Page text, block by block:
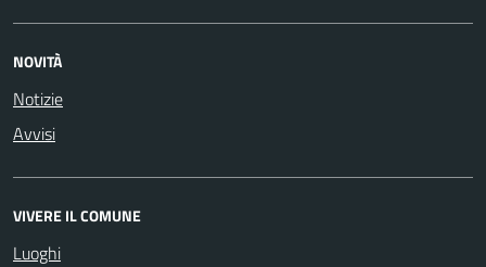
NOVITÀ
Notizie
Avvisi
VIVERE IL COMUNE
Luoghi